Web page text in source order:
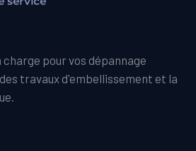
charge pour vos dépannage
travaux d'embellissement et la